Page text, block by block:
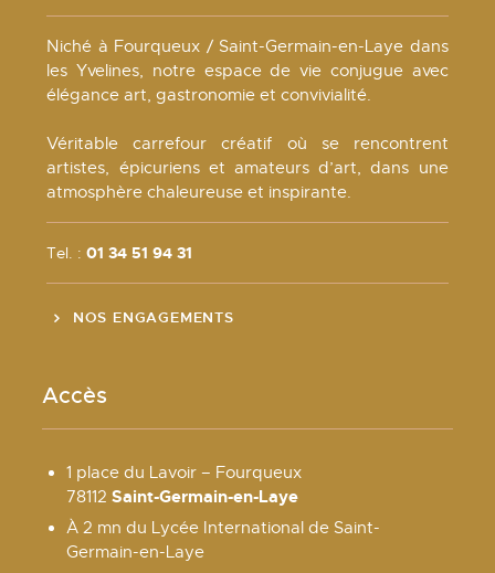
Niché à Fourqueux / Saint-Germain-en-Laye dans
les Yvelines, notre espace de vie conjugue avec
élégance art, gastronomie et convivialité.
Véritable carrefour créatif où se rencontrent
artistes, épicuriens et amateurs d’art, dans une
atmosphère chaleureuse et inspirante.
Tel. :01 34 51 94 31
NOS ENGAGEMENTS
Accès
1 place du Lavoir – Fourqueux
78112Saint-Germain-en-Laye
À 2 mn du Lycée International de Saint-
Germain-en-Laye